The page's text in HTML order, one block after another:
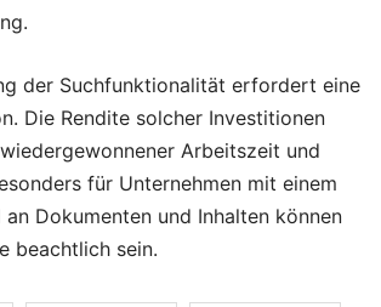
der Suchfunktionalität erfordert eine
Die Rendite solcher Investitionen
Arbeitszeit und
für Unternehmen mit einem
Dokumenten und Inhalten können
beachtlich sein.